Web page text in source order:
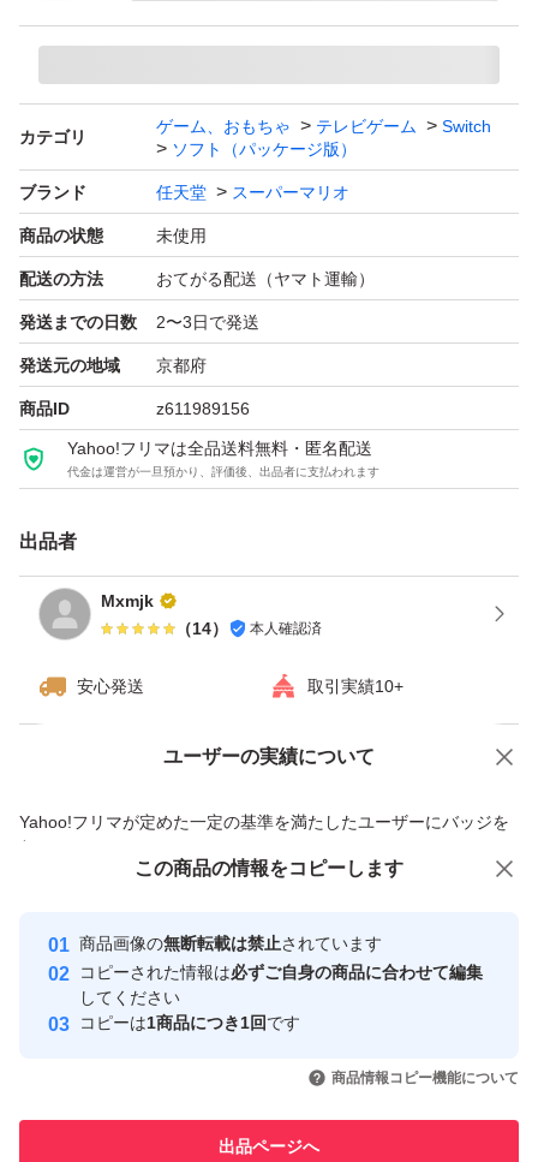
カテゴリ
ゲーム、おもちゃ テレビゲーム
Switch
ソフト（パッケージ版）
ブランド 任天堂 スーパーマリオ
商品の状態 未使用
配送の方法 おてがる配送（ヤマト運輸）
発送までの日数 2〜3日で発送
発送元の地域 京都府
商品ID z611989156
Yahoo!フリマは全品送料無料・匿名配送
代金は運営が一旦預かり、評価後、出品者に支払われます
出品者
Mxmjk
（14） 本人確認済
安心発送 取引実績10+
ユーザーの実績について
Yahoo!フリマが定めた一定の基準を満たしたユーザーにバッジを
付与しています
安心取引出品者
心・安全なユーザーです
取引実績
引を完了させた実績があります
での取引実績があります
価格の相談 商品への質問
この商品の情報をコピーします
商品画像の無断転載は禁止されています
コピーされた情報は必ずご自身の商品に合わせて編集
してください
コピーは1商品につき1回です
商品情報コピー機能について
出品ページへ
この商品をみている人にオススメ